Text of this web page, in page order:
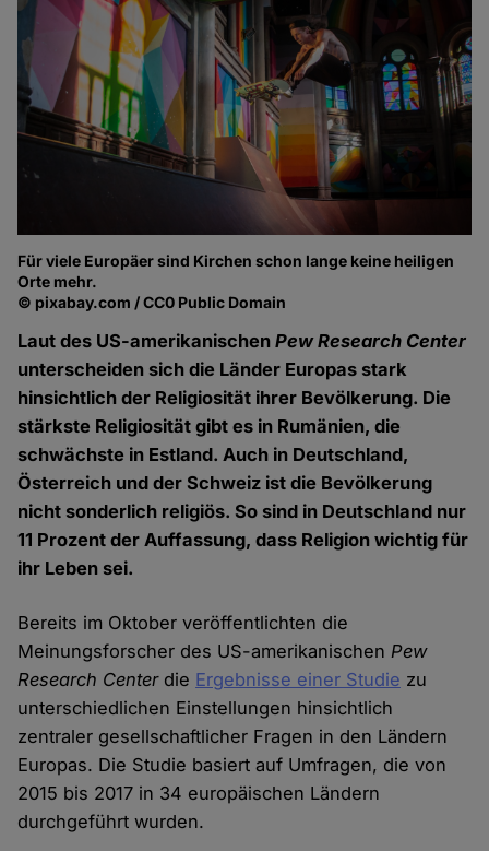
Für viele Europäer sind Kirchen schon lange keine heiligen
Orte mehr.
© pixabay.com / CC0 Public Domain
Laut des US-amerikanischenPew Research Center
unterscheiden sich die Länder Europas stark
hinsichtlich der Religiosität ihrer Bevölkerung. Die
stärkste Religiosität gibt es in Rumänien, die
schwächste in Estland. Auch in Deutschland,
Österreich und der Schweiz ist die Bevölkerung
nicht sonderlich religiös. So sind in Deutschland nur
11 Prozent der Auffassung, dass Religion wichtig für
ihr Leben sei.
Bereits im Oktober veröffentlichten die
Meinungsforscher des US-amerikanischenPew
Research Centerdie Ergebnisse einer Studie zu
unterschiedlichen Einstellungen hinsichtlich
zentraler gesellschaftlicher Fragen in den Ländern
Europas. Die Studie basiert auf Umfragen, die von
2015 bis 2017 in 34 europäischen Ländern
durchgeführt wurden.